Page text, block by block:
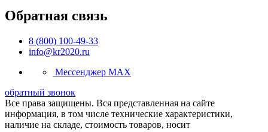
Обратная связь
8 (800) 100-49-33
info@kr2020.ru
Мессенджер MAX
обратный звонок
Все права защищены. Вся представленная на сайте
информация, в том числе технические характеристики,
наличие на складе, стоимость товаров, носит